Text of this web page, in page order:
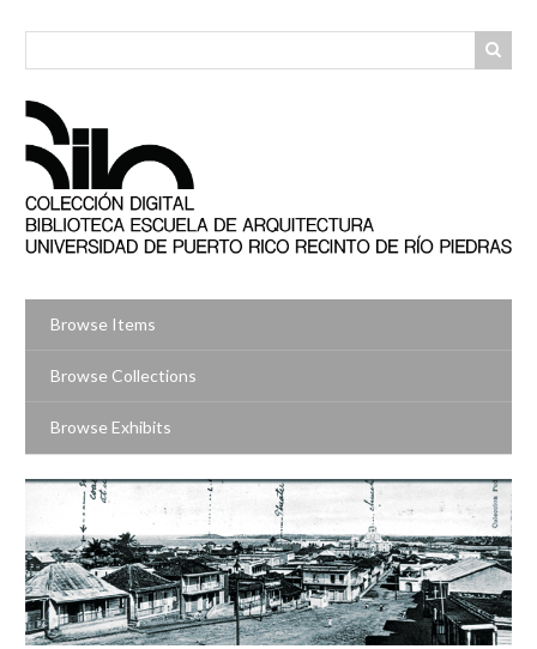
Browse Items
Browse Collections
Browse Exhibits